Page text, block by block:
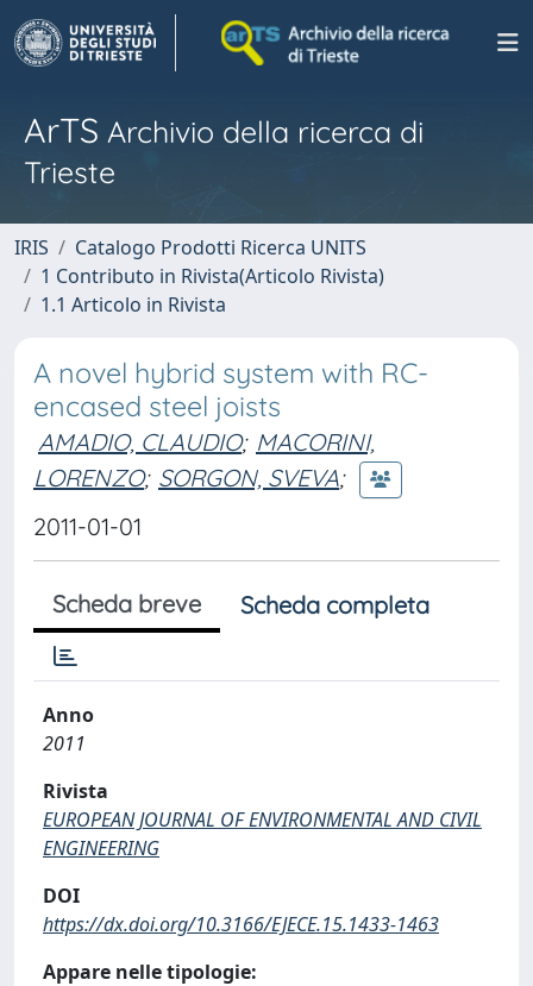
ArTS Archivio della ricerca di
Trieste
IRIS
Catalogo Prodotti Ricerca UNITS
1 Contributo in Rivista(Articolo Rivista)
1.1 Articolo in Rivista
A novel hybrid system with RC-
encased steel joists
AMADIO, CLAUDIO; MACORINI,
LORENZO; SORGON, SVEVA;
2011-01-01
Scheda breve Scheda completa
Anno
2011
Rivista
EUROPEAN JOURNAL OF ENVIRONMENTAL AND CIVIL
ENGINEERING
DOI
https://dx.doi.org/10.3166/EJECE.15.1433-1463
Appare nelle tipologie: